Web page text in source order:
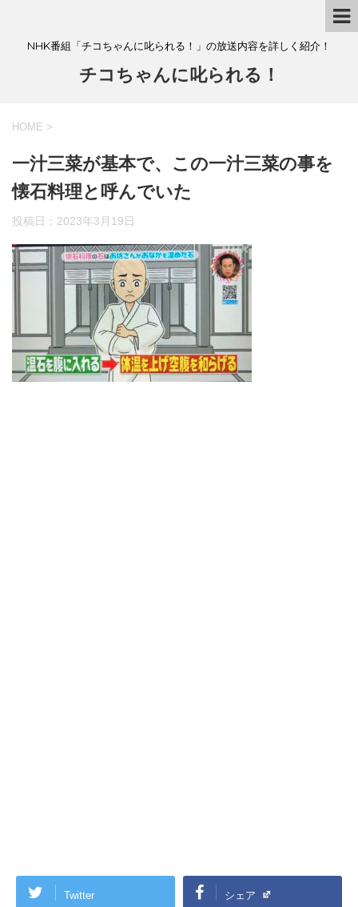
NHK番組「チコちゃんに叱られる！」の放送内容を詳しく紹介！
チコちゃんに叱られる！
HOME >
一汁三菜が基本で、この一汁三菜の事を
懐石料理と呼んでいた
投稿日： 2023年3月19日
Twitter シェア